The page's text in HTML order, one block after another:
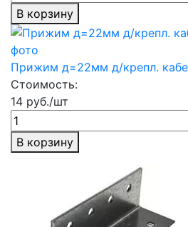
В корзину
Прижим д=22мм д/крепл.
Стоимость:
14 руб./шт
В корзину